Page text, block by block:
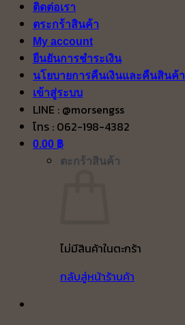
ติดต่อเรา
ตระกร้าสินค้า
My account
ยืนยันการชำระเงิน
นโยบายการคืนเงินและคืนสินค้า
เข้าสู่ระบบ
LINE : @morsengss
โทร : 062-198-4382
0.00 ฿
ตะกร้าสินค้า
ไม่มีสินค้าในตะกร้า
กลับสู่หน้าร้านค้า